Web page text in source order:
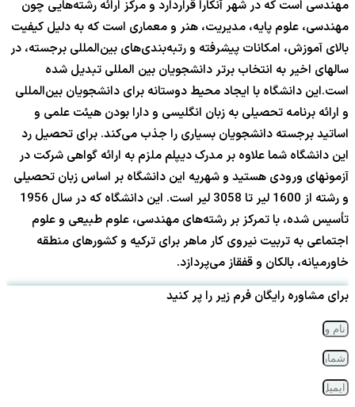
مهندسی است که در شهر آنکارا قراردارد و مرکز ارائه رشته‌هایی چون
مهندسی، علوم پایه، مدیریت، هنر و معماری است که به دلیل کیفیت
بالای آموزش، امکانات پیشرفته و رتبه‌بندی‌های بین‌المللی برجسته، در
سالهای اخیر به انتخاب برتر دانشجویان بین المللی تبدیل شده
است.این دانشگاه با ایجاد محیط دوستانه برای دانشجویان بین‌المللی
و ارائه برنامه تحصیلی به زبان انگلیسی و دارا بودن هیئت علمی و
اساتید برجسته دانشجویان بسیاری را جذب می‌کند. برای تحصیل رد
این دانشگاه شما علاوه بر مدرک دیپلم ملزم به ارائه گواهی شرکت در
آزمونهای ورودی هستید و شهریه این دانشگاه بر اساس زبان تحصیلی
و رشته از 1600 لیر تا 3058 لیر است. این دانشگاه که در سال 1956
تأسیس شده، با تمرکز بر رشته‌های مهندسی، علوم طبیعی و علوم
اجتماعی به تربیت نیروی کار ماهر برای ترکیه و کشورهای منطقه
خاورمیانه، بالکان و قفقاز می‌پردازد.
برای مشاوره رایگان فرم زیر را پر کنید